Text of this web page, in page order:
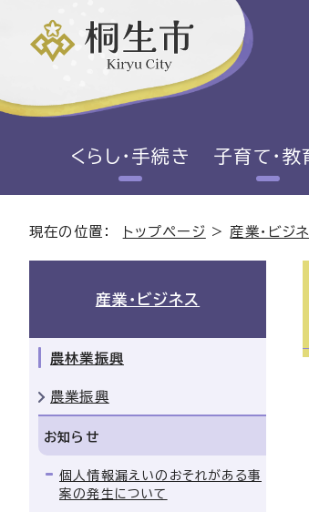
くらし・手続き 子育て・教
現在の位置： トップページ > 産業・ビジ
産業・ビジネス
農林業振興
農業振興
お知らせ
個人情報漏えいのおそれがある事
案の発生について